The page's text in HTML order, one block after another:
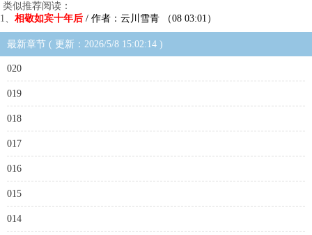
类似推荐阅读：
1、 相敬如宾十年后 / 作者：云川雪青 （08 03:01）
最新章节 ( 更新：2026/5/8 15:02:14 )
020
019
018
017
016
015
014